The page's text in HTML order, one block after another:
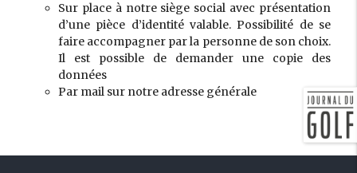
Sur place à notre siège social avec présentation
d’une pièce d’identité valable. Possibilité de se
faire accompagner par la personne de son choix.
Il est possible de demander une copie des
données
Par mail sur notre adresse générale